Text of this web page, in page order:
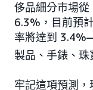
侈品細分市場
6.3%，目前預
率將達到
製品、手錶、珠
牢記這項預測